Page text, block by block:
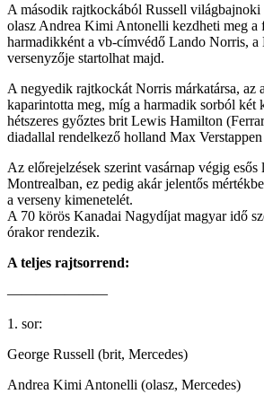
A második rajtkockából Russell világbajnoki
olasz Andrea Kimi Antonelli kezdheti meg a
harmadikként a vb-címvédő Lando Norris,
versenyzője startolhat majd.
A negyedik rajtkockát Norris márkatársa, az
kaparintotta meg, míg a harmadik sorból két
hétszeres győztes brit Lewis Hamilton
diadallal rendelkező holland Max
Az előrejelzések szerint vasárnap végig esős
Montrealban, ez pedig akár jelentős
a verseny kimenetelét.
A 70 körös Kanadai Nagydíjat magyar idő
órakor rendezik.
A teljes rajtsorrend:
———————
1. sor:
George Russell (brit, Mercedes)
Andrea Kimi Antonelli (olasz, Mercedes)